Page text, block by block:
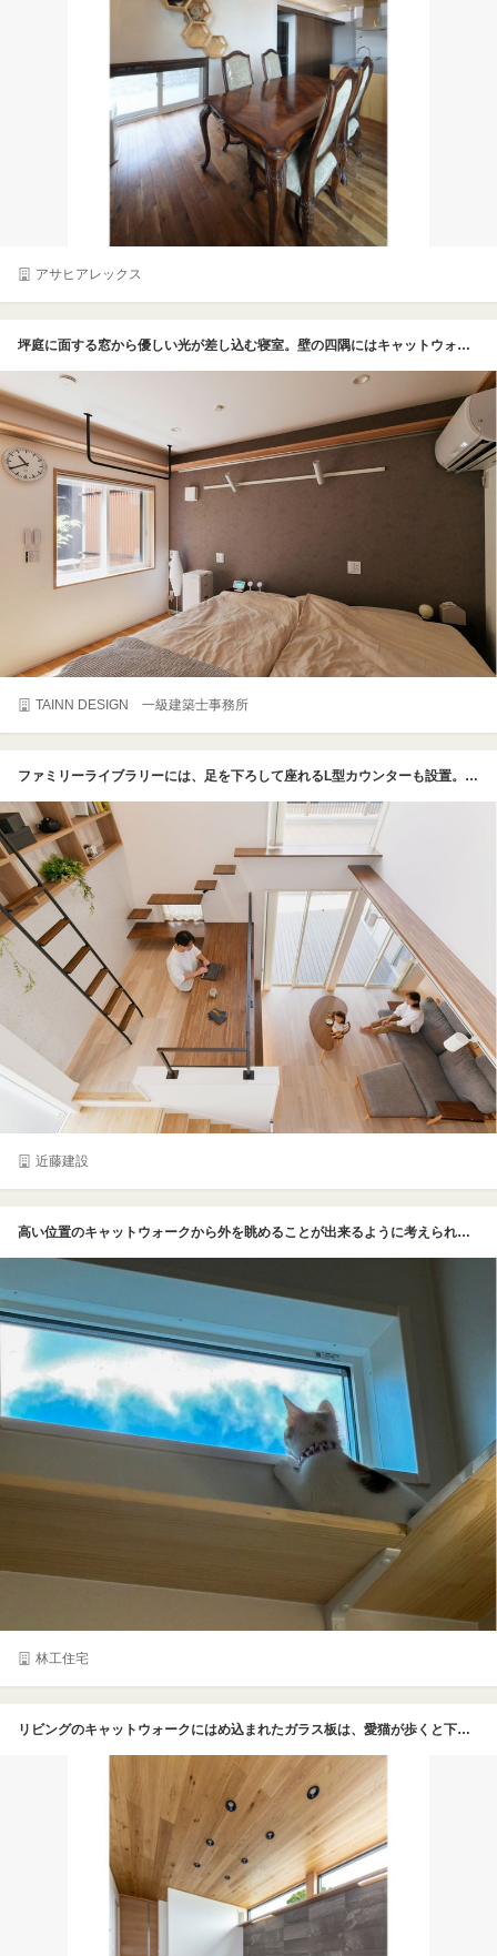
アサヒアレックス
坪庭に面する窓から優しい光が差し込む寝室。壁の四隅にはキャットウォークをイメージした飾り棚を造作しており、近い将来、電車が好きな子どものためにぐるっと鉄道模型を飾る予定だとか。グレーのアクセントクロスは三浦さんが提案した
TAINN DESIGN 一級建築士事務所
ファミリーライブラリーには、足を下ろして座れるL型カウンターも設置。壁に設けられた階段状の棚は吹き抜けのキャットウォークにつながっており、カウンター～吹き抜けは愛猫の遊び場になっている
近藤建設
高い位置のキャットウォークから外を眺めることが出来るように考えられた猫のためのスペース。日差しが入り、猫もリラックスして過ごせる空間となっている。
林工住宅
リビングのキャットウォークにはめ込まれたガラス板は、愛猫が歩くと下から肉球が見える仕掛け。「ソファでくつろぎながら眺めるのが楽しくて」とNさま